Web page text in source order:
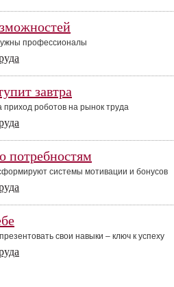
профессионалы
завтра
приход роботов на рынок труда
потребностям
системы мотивации и бонусов
свои навыки – ключ к успеху